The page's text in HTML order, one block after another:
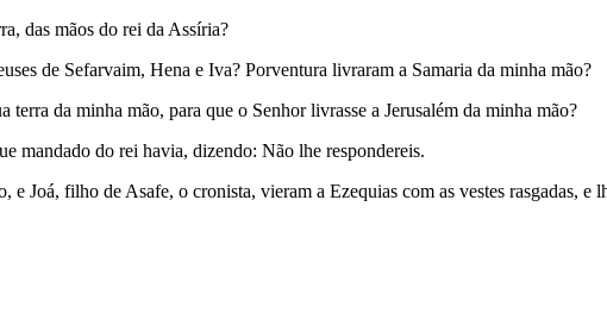
das mãos do rei da Assíria?
de Sefarvaim, Hena e Iva? Porventura livraram a Samaria da minha mão?
terra da minha mão, para que o Senhor livrasse a Jerusalém da minha mão?
mandado do rei havia, dizendo: Não lhe respondereis.
Joá, filho de Asafe, o cronista, vieram a Ezequias com as vestes rasgadas, e